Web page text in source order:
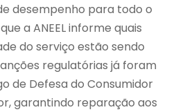
desempenho para todo o
a ANEEL informe quais
do serviço estão sendo
regulatórias já foram
de Defesa do Consumidor
garantindo reparação aos